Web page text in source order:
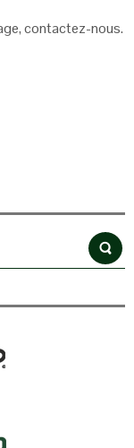
contactez-nous.